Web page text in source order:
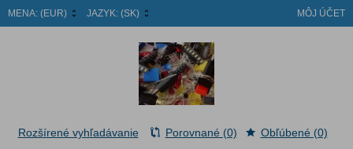
MENA: (EUR) JAZYK: (SK) MÔJ ÚČET
Rozšírené vyhľadávanie Porovnané (0) Obľúbené (0)